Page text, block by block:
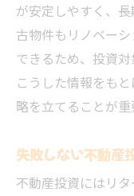
が安定しやすく、
古物件もリノベー
できるため、投資
こうした情報をも
略を立てることが重
失敗しない不動産
不動産投資にはリ